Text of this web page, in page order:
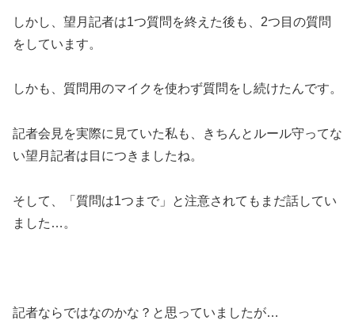
しかし、望月記者は1つ質問を終えた後も、2つ目の質問
をしています。
しかも、質問用のマイクを使わず質問をし続けたんです。
記者会見を実際に見ていた私も、きちんとルール守ってな
い望月記者は目につきましたね。
そして、「質問は1つまで」と注意されてもまだ話してい
ました…。
記者ならではなのかな？と思っていましたが…